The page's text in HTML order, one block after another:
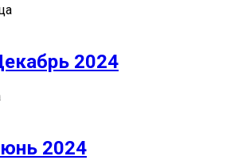
2024
2024